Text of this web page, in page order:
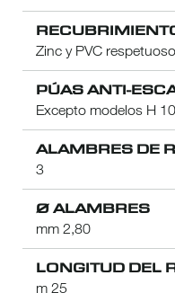
Zinc y PVC
PÚAS ANTI-
Excepto modelos H
ALAMBRES DE
3
Ø ALAMBRES
mm 2,80
LONGITUD DEL
m 25